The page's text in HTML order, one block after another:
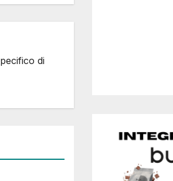
di